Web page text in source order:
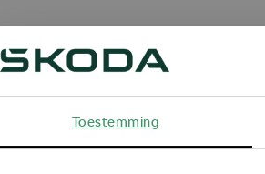
Toestemming